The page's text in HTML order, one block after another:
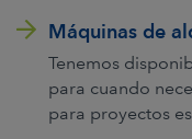
Máquinas de
Tenemos
para cuando
para proyectos